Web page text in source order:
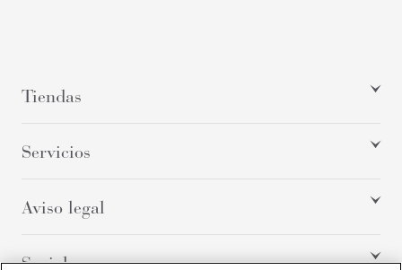
Tiendas
Servicios
Aviso legal
Social